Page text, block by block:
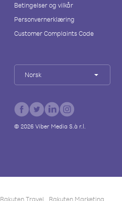
Betingelser og vilkår
Personvernerklæring
Customer Complaints Code
Norsk
© 2026Viber Media S.à r.l.
Rakuten Travel Rakuten Marketing